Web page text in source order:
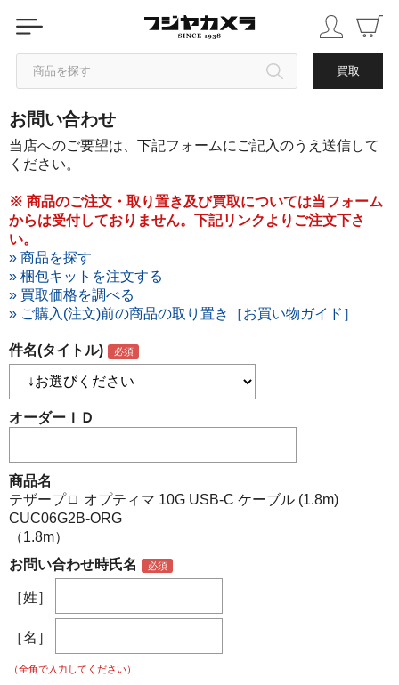
商品を探す 買取
カテゴリから探す
ブランドから探す
中古品を探す
お問い合わせ
当店へのご要望は、下記フォームにご記入のうえ送信して
ください。
※ 商品のご注文・取り置き及び買取については当フォーム
からは受付しておりません。下記リンクよりご注文下さ
い。
» 商品を探す
» 梱包キットを注文する
» 買取価格を調べる
» ご購入(注文)前の商品の取り置き［お買い物ガイド］
件名(タイトル)
オーダーＩＤ
商品名
テザープロ オプティマ 10G USB-C ケーブル (1.8m)
CUC06G2B-ORG
（1.8m）
お問い合わせ時氏名
［姓］
［名］
（全角で入力してください）